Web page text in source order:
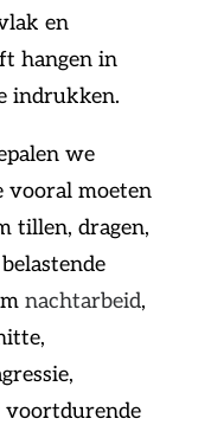
en
hangen in
indrukken.
we
vooral moeten
tillen, dragen,
nachtarbeid,
voortdurende